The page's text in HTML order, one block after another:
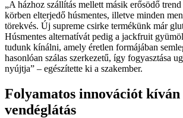
A házhoz szállítás mellett másik erősödő
körben elterjedő húsmentes, illetve minden
törekvés. Új supreme csirke termékünk már
Húsmentes alternatívát pedig a jackfruit
tudunk kínálni, amely éretlen formájában
hasonlóan szálas szerkezetű, így fogyasztása
nyújtja
– egészítette ki a szakember.
Folyamatos innovációt kíván
vendéglátás